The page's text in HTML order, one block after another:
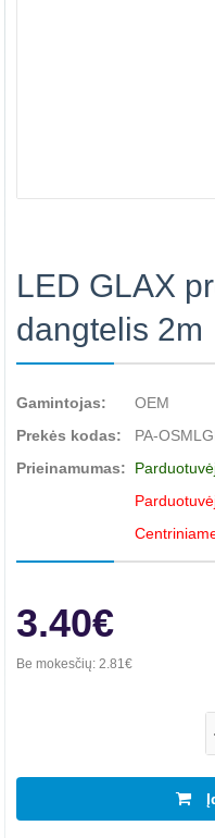
LED GLAX
dangtelis 2m
Gamintojas:
OEM
Prekės kodas:
PA-
Prieinamumas:
3.40€
Be mokesčių: 2.81€